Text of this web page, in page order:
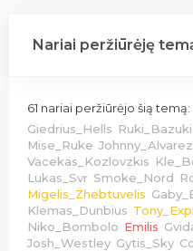
Nariai peržiūrėję
61 nariai peržiūrėjo šią temą:
Giedrius_Hells Ruki_Bazuki
Mise_Ruke Johnny_Alvarez
Vacekas_Kozlovzkis
Lukas_Svr Smoke_Nord
Migelis_Zhebtuvelis
Klemas_Dunbius
Niko_Bombolo Emilis
Josh_Westley Gytis_Sky